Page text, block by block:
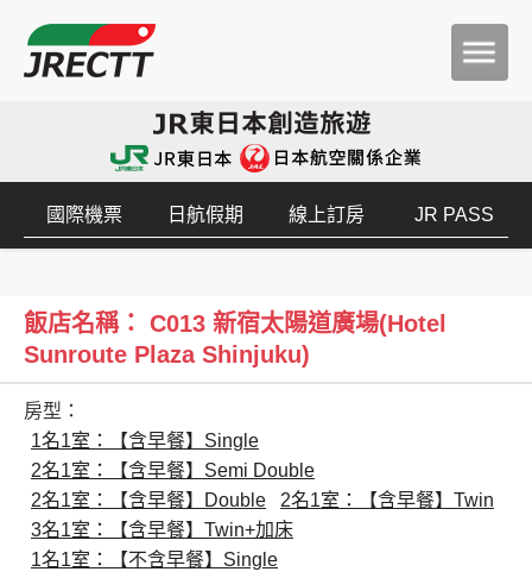
國際機票 日航假期 線上訂房 JR PASS
飯店名稱： C013 新宿太陽道廣場(Hotel
Sunroute Plaza Shinjuku)
房型：
1名1室：【含早餐】Single
2名1室：【含早餐】Semi Double
2名1室：【含早餐】Double
2名1室：【含早餐】Twin
3名1室：【含早餐】Twin+加床
1名1室：【不含早餐】Single